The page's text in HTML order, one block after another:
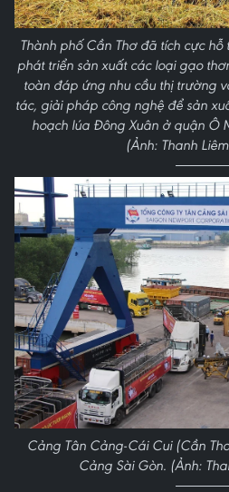
Thành phố Cần Thơ đã tích cực
phát triển sản xuất các loại gạo
toàn đáp ứng nhu cầu thị trường
tác, giải pháp công nghệ để sản
hoạch lúa Đông Xuân ở quận Ô
(Ảnh: Thanh
Cảng Tân Cảng-Cái Cui (Cần
Cảng Sài Gòn. (Ảnh: